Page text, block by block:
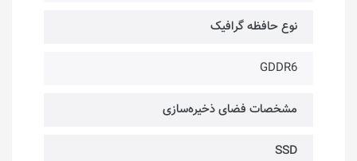
نوع حافظه گرافیک
GDDR6
مشخصات فضای ذخیره‌سازی
SSD